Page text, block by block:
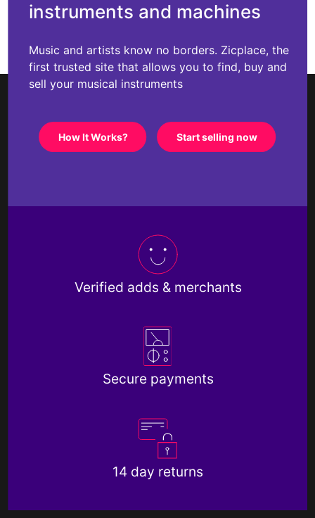
instruments and machines
Music and artists know no borders. Zicplace, the
first trusted site that allows you to find, buy and
sell your musical instruments
How It Works? Start selling now
Verified adds & merchants
Secure payments
14 day returns